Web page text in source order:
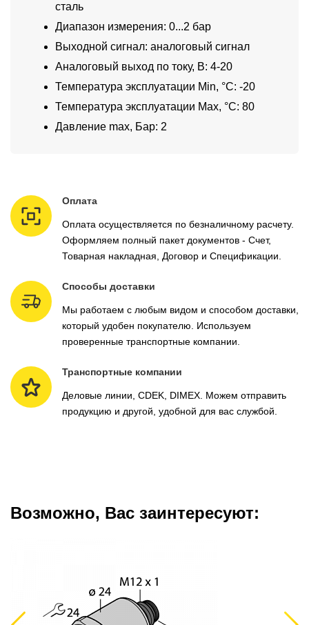
сталь
Диапазон измерения: 0...2 бар
Выходной сигнал: аналоговый сигнал
Аналоговый выход по току, В: 4-20
Температура эксплуатации Min, °C: -20
Температура эксплуатации Max, °C: 80
Давление max, Бар: 2
Оплата
Оплата осуществляется по безналичному расчету.
Оформляем полный пакет документов - Счет,
Товарная накладная, Договор и Спецификации.
Способы доставки
Мы работаем с любым видом и способом доставки,
который удобен покупателю. Используем
проверенные транспортные компании.
Транспортные компании
Деловые линии, CDEK, DIMEX. Можем отправить
продукцию и другой, удобной для вас службой.
Возможно, Вас заинтересуют: